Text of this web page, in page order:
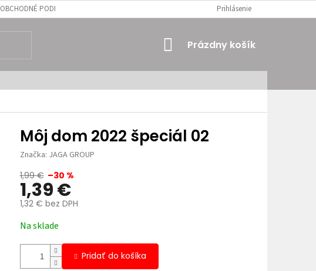
OBCHODNÉ PODMIENKY Prihlásenie
NÁKUPNÝ
Prázdny košík
Môj dom 2022 špeciál 02
Značka: JAGA GROUP
1,99 € –30 %
1,39 €
1,32 € bez DPH
cena:
Na sklade
Pridať do košíka